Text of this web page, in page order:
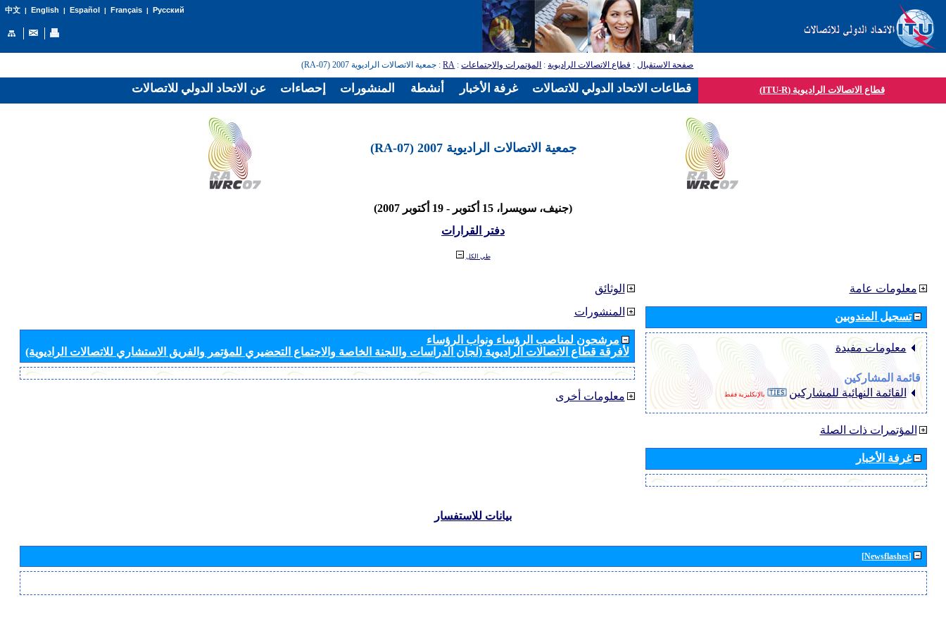
中文| English | Español | Français| Русский
صفحة الاستقبال: قطاع الاتصالات الراديوية: المؤتمرات والاجتماعات:
RA: جمعية الاتصالات الراديوية 2007 (RA-07)
قطاع الاتصالات الراديوية (ITU-R)
جمعية الاتصالات الراديوية 2007 (RA-07)
(جنيف، سويسرا، 15 أكتوبر - 19 أكتوبر 2007)
دفتر القرارات
طي الكل
الوثائق
المنشورات
مرشحون لمناصب الرؤساء ونواب الرؤساء
لأفرقة قطاع الاتصالات الراديوية (لجان الدراسات واللجنة الخاصة والاجتماع التحضيري للمؤتمر والفريق الاستشاري للاتصالات الراديوية)
معلومات أخرى
معلومات عامة
تسجيل المندوبين
معلومات مفيدة
قائمة المشاركين
القائمة النهائية للمشاركين
بالإنكليزية فقط
المؤتمرات ذات الصلة
غرفة الأخبار
بيانات للاستفسار
[Newsflashes]
عن الاتحاد الدولي للاتصالات إحصاءات المنشورات أنشطة غرفة الأخبار قطاعات الاتحاد الدولي للاتصالات